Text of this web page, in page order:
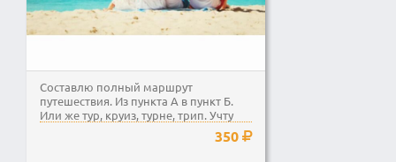
Составлю полный маршрут
путешествия. Из пункта А в пункт Б.
Или же тур, круиз, турне, трип. Учту
350